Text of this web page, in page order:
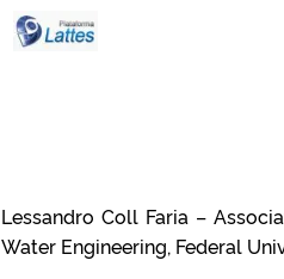
Lessandro Coll Faria –
Water Engineering, Federal